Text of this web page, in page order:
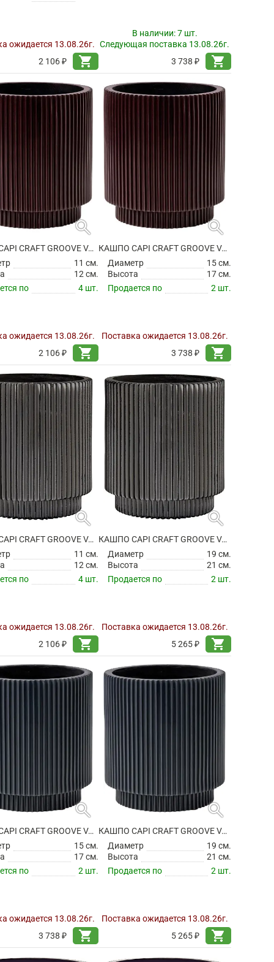
ожидается 13.08.26г.
2 106 ₽
shopping_cart
В наличии:7 шт.
Следующая поставка 13.08.26г.
3 738 ₽
shopping_cart
search
КАШПО CAPI CRAFT GROOVE VASE CYLINDER BLACK RED
11 см.
12 см.
по
4 шт.
ожидается 13.08.26г.
2 106 ₽
shopping_cart
search
КАШПО CAPI CRAFT GROOVE VASE CYLINDER BLACK RED
Диаметр
15 см.
Высота
17 см.
Продается по
2 шт.
Поставка ожидается 13.08.26г.
3 738 ₽
shopping_cart
search
КАШПО CAPI CRAFT GROOVE VASE CYLINDER BLACK
11 см.
12 см.
по
4 шт.
ожидается 13.08.26г.
2 106 ₽
shopping_cart
search
КАШПО CAPI CRAFT GROOVE VASE CYLINDER BLACK
Диаметр
19 см.
Высота
21 см.
Продается по
2 шт.
Поставка ожидается 13.08.26г.
5 265 ₽
shopping_cart
search
КАШПО CAPI CRAFT GROOVE VASE CYLINDER GRAPHITE GREY
15 см.
17 см.
по
2 шт.
ожидается 13.08.26г.
3 738 ₽
shopping_cart
search
КАШПО CAPI CRAFT GROOVE VASE CYLINDER GRAPHITE GREY
Диаметр
19 см.
Высота
21 см.
Продается по
2 шт.
Поставка ожидается 13.08.26г.
5 265 ₽
shopping_cart